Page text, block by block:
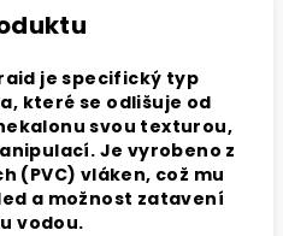
je specifický typ
které se odlišuje od
svou texturou,
Je vyrobeno z
(PVC) vláken, což mu
a možnost zatavení
vodou.